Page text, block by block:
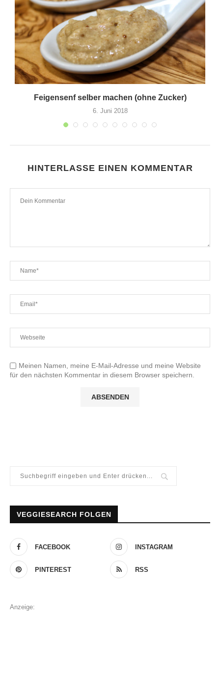
Feigensenf selber machen (ohne Zucker)
6. Juni 2018
HINTERLASSE EINEN KOMMENTAR
Meinen Namen, meine E-Mail-Adresse und meine Website
für den nächsten Kommentar in diesem Browser speichern.
VEGGIESEARCH FOLGEN
FACEBOOK INSTAGRAM
PINTEREST RSS
Anzeige: